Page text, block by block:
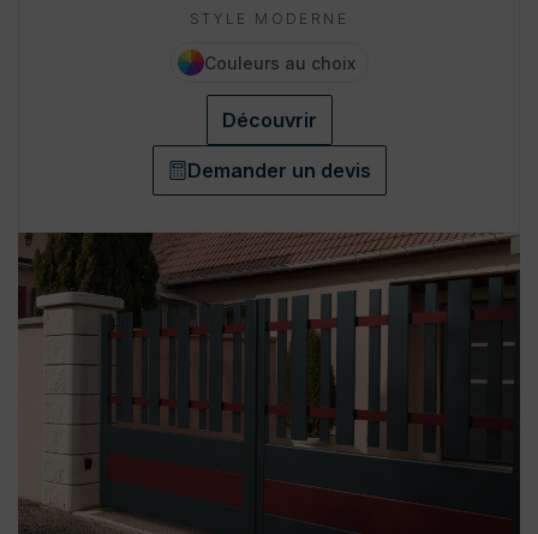
STYLE MODERNE
Couleurs au choix
Découvrir
Demander un devis